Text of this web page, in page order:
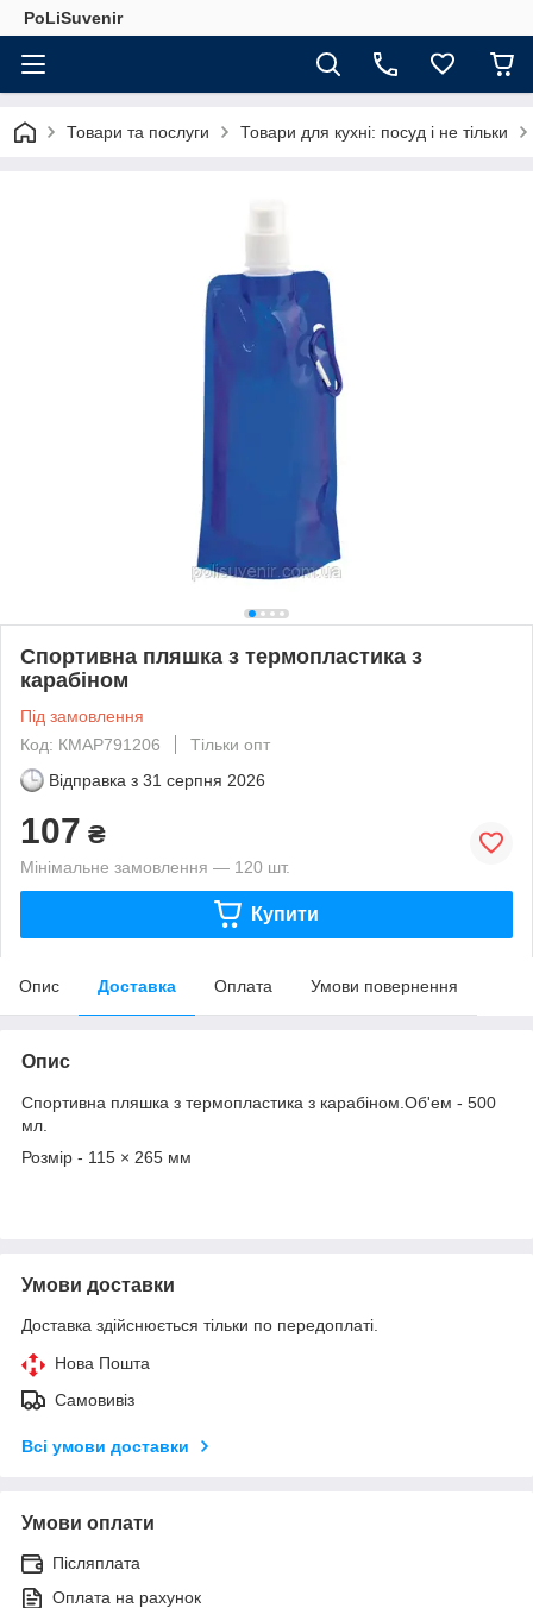
PoLiSuvenir
Товари та послуги Товари для кухні: посуд і не тільки
Спортивна пляшка з термопластика з
карабіном
Під замовлення
Код: КМAP791206
Тільки опт
Відправка з 31 серпня 2026
107 ₴
Мінімальне замовлення — 120 шт.
Купити
Опис Доставка Оплата Умови повернення
Опис
Спортивна пляшка з термопластика з карабіном.Об'ем - 500
мл.
Розмір - 115 × 265 мм
Умови доставки
Доставка здійснюється тільки по передоплаті.
Нова Пошта
Самовивіз
Всі умови доставки
Умови оплати
Післяплата
Оплата на рахунок